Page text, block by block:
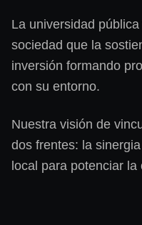
La universidad
sociedad que la
inversión formando
con su entorno.
Nuestra visión de
dos frentes: la
local para potenciar